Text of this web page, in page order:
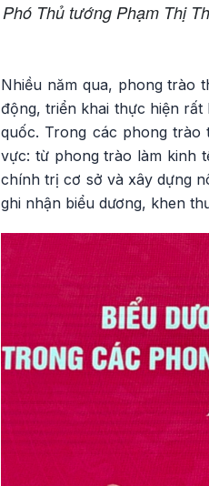
Phó Thủ tướng Phạm Thị
Nhiều năm qua, phong trào
động, triển khai thực hiện
quốc. Trong các phong trào
vực: từ phong trào làm kinh
chính trị cơ sở và xây dựng
ghi nhận biểu dương, khen